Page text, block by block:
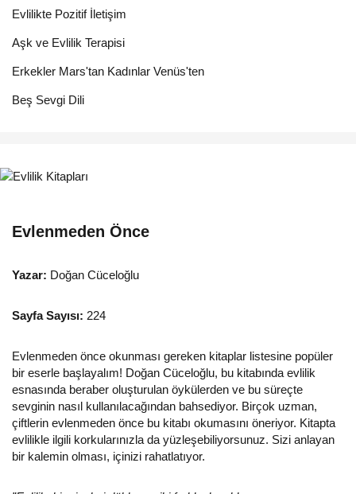
Evlilikte Pozitif İletişim
Aşk ve Evlilik Terapisi
Erkekler Mars'tan Kadınlar Venüs'ten
Beş Sevgi Dili
Evlenmeden Önce
Yazar: Doğan Cüceloğlu
Sayfa Sayısı: 224
Evlenmeden önce okunması gereken kitaplar listesine popüler
bir eserle başlayalım! Doğan Cüceloğlu, bu kitabında evlilik
esnasında beraber oluşturulan öykülerden ve bu süreçte
sevginin nasıl kullanılacağından bahsediyor. Birçok uzman,
çiftlerin evlenmeden önce bu kitabı okumasını öneriyor. Kitapta
evlilikle ilgili korkularınızla da yüzleşebiliyorsunuz. Sizi anlayan
bir kalemin olması, içinizi rahatlatıyor.